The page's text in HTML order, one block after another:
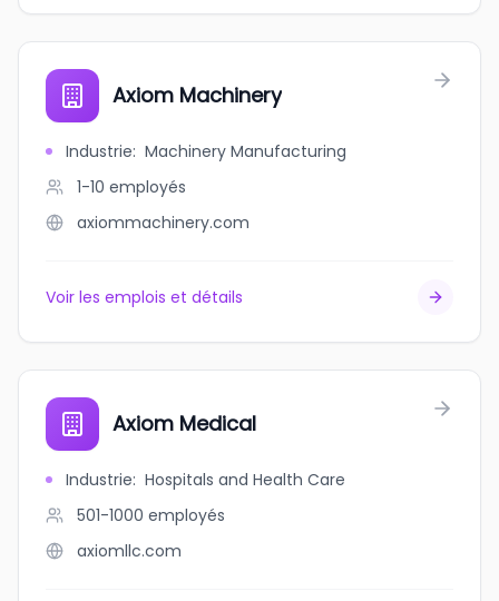
Axiom Machinery
Industrie: Machinery Manufacturing
1-10 employés
axiommachinery.com
Voir les emplois et détails
Axiom Medical
Industrie: Hospitals and Health Care
501-1000 employés
axiomllc.com